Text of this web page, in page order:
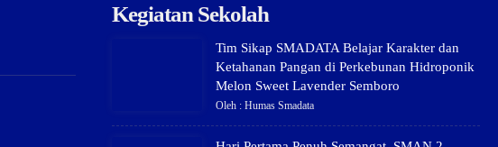
Kegiatan Sekolah
Tim Sikap SMADATA Belajar Karakter dan
Ketahanan Pangan di Perkebunan Hidroponik
Melon Sweet Lavender Semboro
Oleh : Humas Smadata